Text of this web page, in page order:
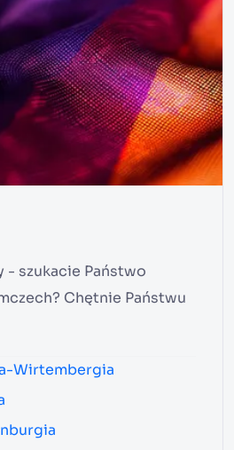
szukacie Państwo
Chętnie Państwu
Wirtembergia